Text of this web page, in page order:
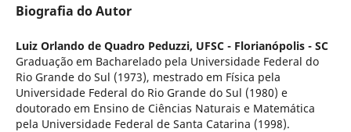
Biografia do Autor
Luiz Orlando de Quadro Peduzzi, UFSC - Florianópolis - SC
Graduação em Bacharelado pela Universidade Federal do
Rio Grande do Sul (1973), mestrado em Física pela
Universidade Federal do Rio Grande do Sul (1980) e
doutorado em Ensino de Ciências Naturais e Matemática
pela Universidade Federal de Santa Catarina (1998).